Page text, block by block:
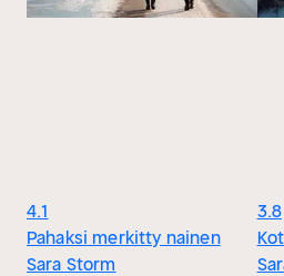
4.1
Pahaksi merkitty nainen
Sara Storm
3.8